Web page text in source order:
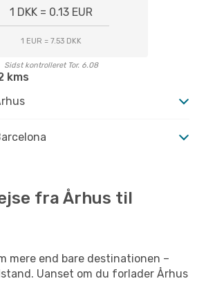
1 DKK = 0.13 EUR
1 EUR = 7.53 DKK
Sidst kontrolleret Tor. 6.08
kms
fra Århus til
mere end bare destinationen –
Uanset om du forlader Århus